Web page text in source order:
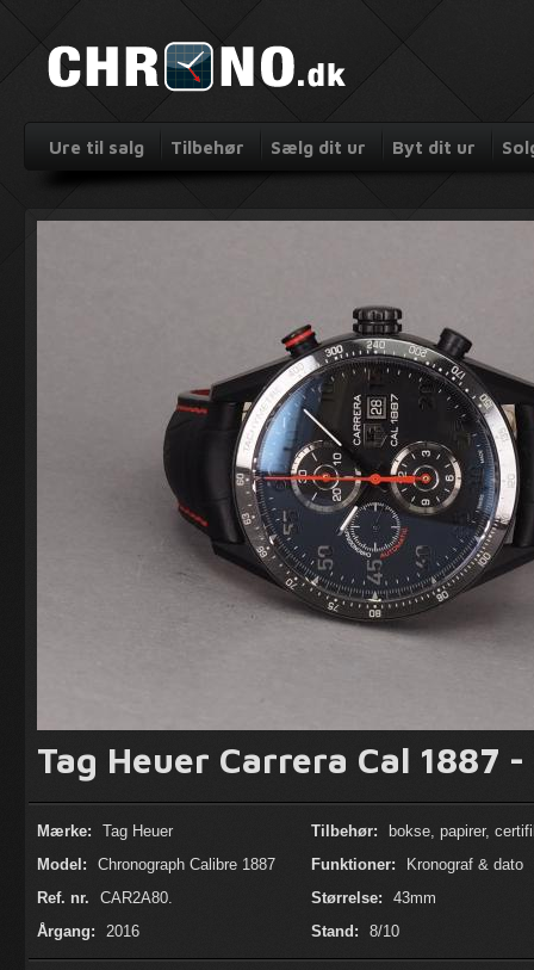
Ure til salg Tilbehør Sælg dit ur Byt dit ur
Tag Heuer Carrera Cal 1887
Mærke:
Tag Heuer
Model:
Chronograph Calibre 1887
Ref. nr.
CAR2A80.
Årgang:
2016
Tilbehør:
bokse, papirer,
Funktioner:
Kronograf & dato
Størrelse:
43mm
Stand:
8/10